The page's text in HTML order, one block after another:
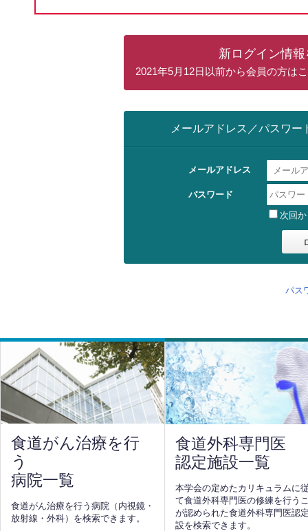
新ログイン情
2021年5月12日以前から会員の方は
メールアドレス／パスワ
メールアドレス
パスワード
次回
パス
食道がん治療を行
う
病院一覧
食道がん治療を行う病院（内視鏡・
放射線・外科）を検索できます。
食道外科専門医
認定施設一覧
本学会の定めたカリキュラムに
て食道外科専門医の修練を行う
が認められた食道外科専門医認
設を検索できます。